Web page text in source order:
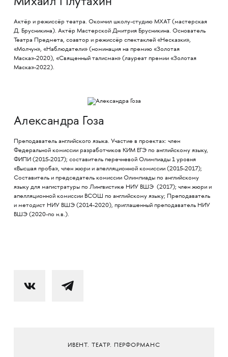
Актёр и режиссёр театра. Окончил школу-студию МХАТ (мастерская
Д. Брусникина). Актёр Мастерской Дмитрия Брусникина. Основатель
Театра Предмета, соавтор и режиссёр спектаклей «Несказки»,
«Молчун», «Наблюдатели» (номинация на премию «Золотая
Маска»-2020), «Священный талисман» (лауреат премии «Золотая
Маска»-2022).
Александра Гоза
Преподаватель английского языка. Участие в проектах: член
Федеральной комиссии разработчиков КИМ ЕГЭ по английскому языку,
ФИПИ (2015-2017); составитель перечневой Олимпиады 1 уровня
«Высшая проба», член жюри и апелляционной комиссии (2015-2017);
Составитель и председатель комиссии Олимпиады по английскому
языку для магистратуры по Лингвистике НИУ ВШЭ (2017); член жюри и
апелляционной комиссии ВСОШ по английскому языку; Преподаватель
и методист НИУ ВШЭ (2014-2020), приглашенный преподаватель НИУ
ВШЭ (2020-по н.в.).
ИВЕНТ. ТЕАТР. ПЕРФОРМАНС